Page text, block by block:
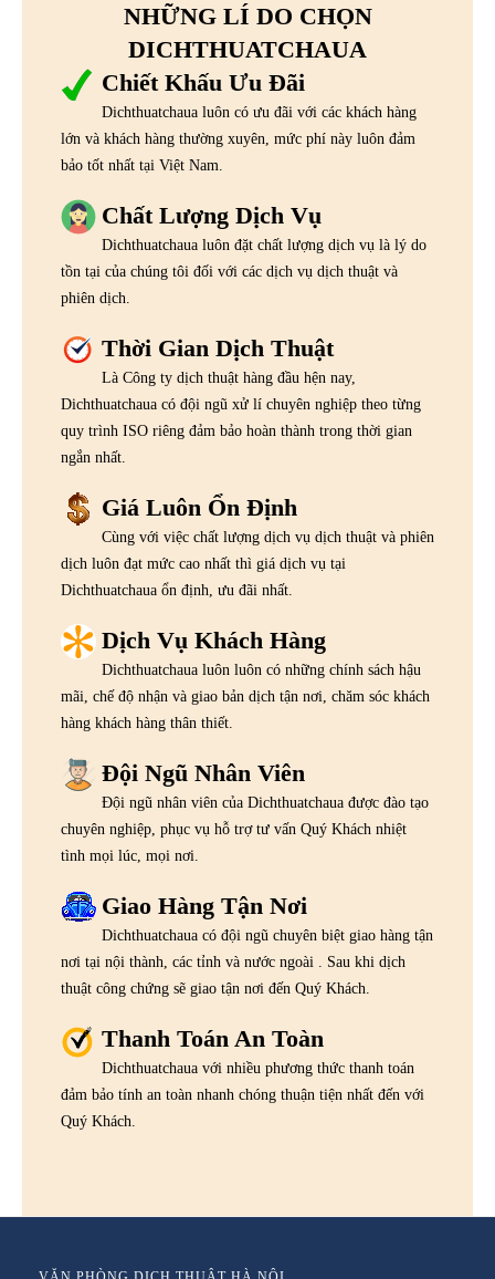
NHỮNG LÍ DO CHỌN
DICHTHUATCHAUA
Chiết Khấu Ưu Đãi
Dichthuatchaua luôn có ưu đãi với các khách hàng
lớn và khách hàng thường xuyên, mức phí này luôn đảm
bảo tốt nhất tại Việt Nam.
Chất Lượng Dịch Vụ
Dichthuatchaua luôn đặt chất lượng dịch vụ là lý do
tồn tại của chúng tôi đối với các dịch vụ dịch thuật và
phiên dịch.
Thời Gian Dịch Thuật
Là Công ty dịch thuật hàng đầu hện nay,
Dichthuatchaua có đội ngũ xử lí chuyên nghiệp theo từng
quy trình ISO riêng đảm bảo hoàn thành trong thời gian
ngắn nhất.
Giá Luôn Ổn Định
Cùng với việc chất lượng dịch vụ dịch thuật và phiên
dịch luôn đạt mức cao nhất thì giá dịch vụ tại
Dichthuatchaua ổn định, ưu đãi nhất.
Dịch Vụ Khách Hàng
Dichthuatchaua luôn luôn có những chính sách hậu
mãi, chế độ nhận và giao bản dịch tận nơi, chăm sóc khách
hàng khách hàng thân thiết.
Đội Ngũ Nhân Viên
Đội ngũ nhân viên của Dichthuatchaua được đào tạo
chuyên nghiệp, phục vụ hỗ trợ tư vấn Quý Khách nhiệt
tình mọi lúc, mọi nơi.
Giao Hàng Tận Nơi
Dichthuatchaua có đội ngũ chuyên biệt giao hàng tận
nơi tại nội thành, các tỉnh và nước ngoài . Sau khi dịch
thuật công chứng sẽ giao tận nơi đến Quý Khách.
Thanh Toán An Toàn
Dichthuatchaua với nhiều phương thức thanh toán
đảm bảo tính an toàn nhanh chóng thuận tiện nhất đến với
Quý Khách.